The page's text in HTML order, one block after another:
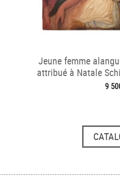
Jeune femme
attribué à Natale
9